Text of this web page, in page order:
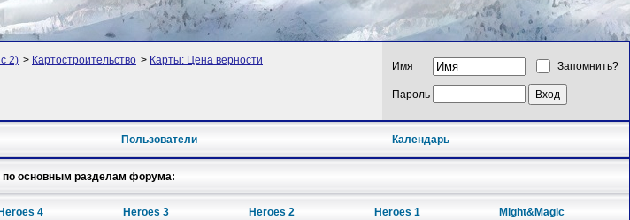
2) > Картостроительство > Карты: Цена верности
Имя Запомнить?
Пароль
Пользователи Календарь
по основным разделам форума:
Heroes 4 Heroes 3 Heroes 2 Heroes 1 Might&Magic